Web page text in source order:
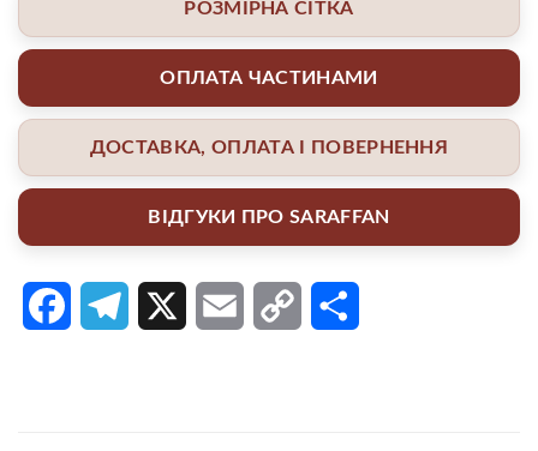
РОЗМІРНА СІТКА
ОПЛАТА ЧАСТИНАМИ
ДОСТАВКА, ОПЛАТА І ПОВЕРНЕННЯ
ВІДГУКИ ПРО SARAFFAN
FacebookTelegram Email Copy